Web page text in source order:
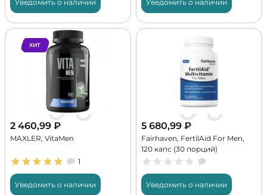
Уведомить о наличии Уведомить о наличии
ХИТ
2 460,99 ₽
MAXLER, VitaMen
1
Уведомить о наличии
5 680,99 ₽
Fairhaven, FertilAid For Men,
120 капс (30 порций)
Уведомить о наличии